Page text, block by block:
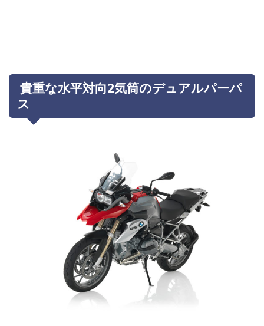
貴重な水平対向2気筒のデュアルパーパ
ス